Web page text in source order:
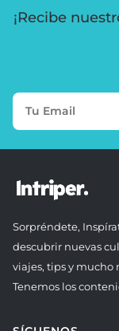
¡Recibe
Sorpréndete,
descubrir nuevas
viajes, tips y mucho
Tenemos los